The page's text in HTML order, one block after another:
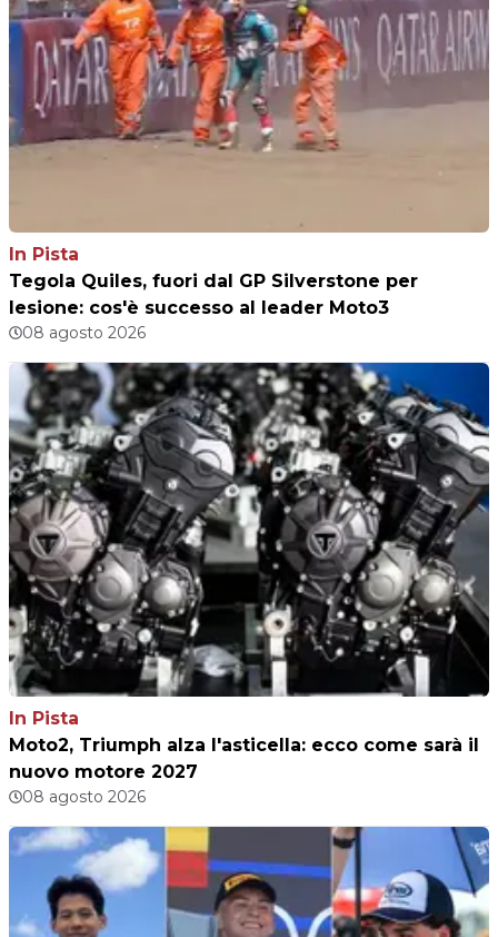
In Pista
Tegola Quiles, fuori dal GP Silverstone per
lesione: cos'è successo al leader Moto3
08 agosto 2026
In Pista
Moto2, Triumph alza l'asticella: ecco come sarà il
nuovo motore 2027
08 agosto 2026